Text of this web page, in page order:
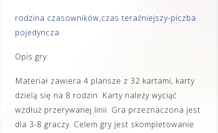
rodzina czasowników,czas teraźniejszy-piczba
pojedyncza
Opis gry:
Materiał zawiera 4 plansze z 32 kartami, karty
dzielą się na 8 rodzin. Karty należy wyciąć
wzdłuż przerywanej linii. Gra przeznaczona jest
dla 3-8 graczy. Celem gry jest skompletowanie